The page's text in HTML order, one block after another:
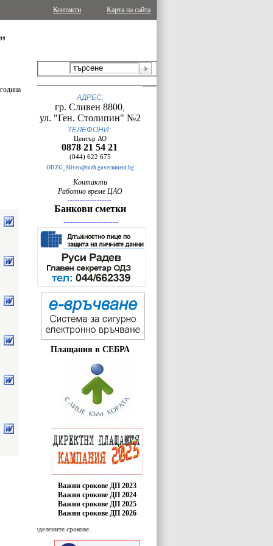
Карта на сайта
Контакти
АДРЕС:
гр. Сливен 8800,
ул. "Ген. Столипин" №2
ТЕЛЕФОНИ:
Център АО
0878 21 54 21
(044) 622 675
ODZG_Sliven@mzh.government.bg
Контакти
Работно време ЦАО
------------------
Банкови сметки
------------------
Плащания в СЕБРА
Важни срокове ДП 2023
Важни срокове ДП 2024
Важни срокове ДП 2025
Важни срокове ДП 2026
срокове.